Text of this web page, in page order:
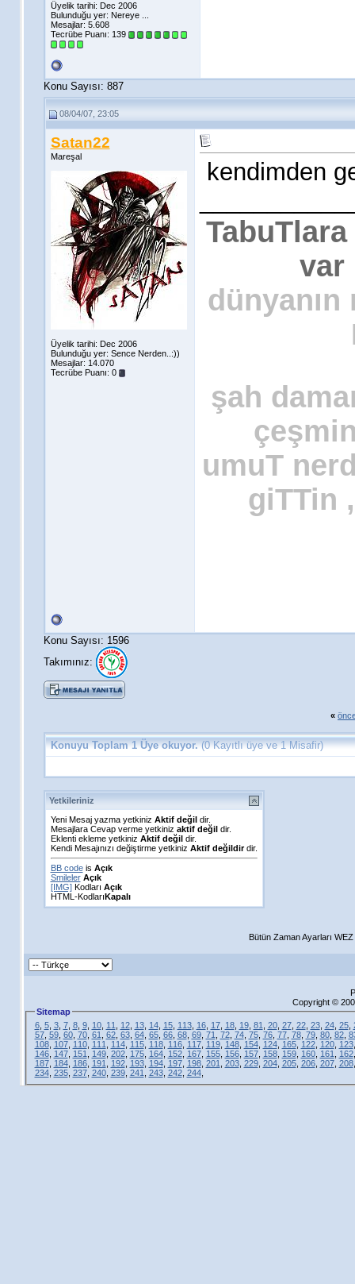
Üyelik tarihi: Dec 2006
Bulunduğu yer: Nereye ...
Mesajlar: 5.608
Tecrübe Puanı: 139
Konu Sayısı: 887
08/04/07, 23:05
Satan22
Mareşal
Üyelik tarihi: Dec 2006
Bulunduğu yer: Sence Nerden..:))
Mesajlar: 14.070
Tecrübe Puanı: 0
kendimden
var
şah
umuT
giTTin
Konu Sayısı: 1596
Takımınız:
«
Konuyu Toplam 1 Üye okuyor.(0 Kayıtlı üye ve 1 Misafir)
Yetkileriniz
Yeni Mesaj yazma yetkiniz Aktif değildir.
Mesajlara Cevap verme yetkiniz aktif değildir.
Eklenti ekleme yetkiniz Aktif değildir.
Kendi Mesajınızı değiştirme yetkiniz Aktif değildirdir.
BB codeis Açık
Smileler Açık
[IMG]Kodları Açık
HTML-KodlarıKapalı
Bütün Zaman Ayarları
Copyright ©
Sitemap
6, 5, 3, 7, 8, 9, 10, 11 12, 13, 14, 15, 113, 16, 17, 18, 19, 81 20, 27, 22, 23, 24, 25,
57, 59, 60, 70, 61 62, 63, 64, 65, 66, 68, 69, 71 72, 74, 75, 76, 77, 78, 79, 80, 82,
108, 107, 110, 111 114, 115, 118, 116, 117, 119, 148, 154, 124, 165, 122, 120, 123
146, 147, 151 149, 202, 175, 164, 152, 167, 155, 156, 157, 158, 159, 160, 161 162
187, 184, 186, 191 192, 193, 194, 197, 198, 201 203, 229, 204, 205, 206, 207, 208
234, 235, 237, 240, 239, 241 243, 242, 244,